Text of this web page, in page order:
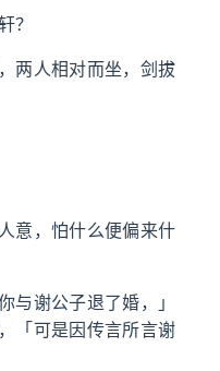
？
两人相对而坐，剑拔
意，怕什么便偏来什
与谢公子退了婚，」
「可是因传言所言谢